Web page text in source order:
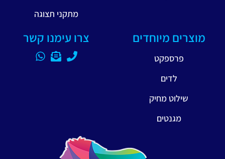
מתקני תצוגה
מוצרים מיוחדים
פרספקט
לדים
שילוט מחיק
מגנטים
צרו עימנו קשר